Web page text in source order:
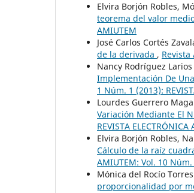
Elvira Borjón Robles,
teorema del valor
AMIUTEM
José Carlos Cortés
de la derivada , Revista
Nancy Rodríguez
Implementación De
1 Núm. 1 (2013):
Lourdes Guerrero
Variación Mediante El
REVISTA ELECTRÓNICA
Elvira Borjón Robles,
Cálculo de la raíz
AMIUTEM: Vol. 10 Núm.
Mónica del Rocío
proporcionalidad por